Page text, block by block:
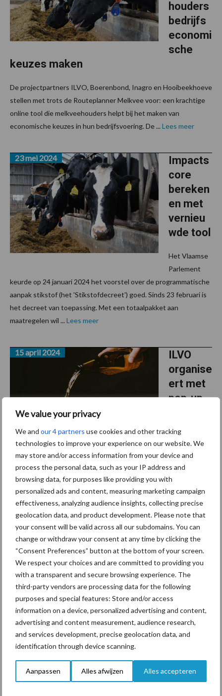
We value your privacy
We and our 4 partners use cookies and other tracking
technologies to improve your experience on our website. We
may store and/or access information from your device and
process the personal data, such as your IP address and
browsing data, for purposes like providing you with
personalized ads and content, measuring marketing campaign
effectiveness, analyzing audience insights, collecting precise
geolocation data, and product development. Please note that
your consent will be valid across all our subdomains. You can
change or withdraw your consent at any time by clicking the
“Consent Preferences” button at the bottom of your screen.
We respect your choices and are committed to providing you
with a transparent and secure browsing experience. The
third-party vendors are processing data for the following
purposes and special features: Store and/or access
information on a device, personalized advertising and content,
advertising and content measurement, audience research,
and services development, precise geolocation data, and
identification through device scanning.
Aanpassen Alles afwijzen Alles accepteren
houders
bedrijfs
economi
sche
keuzes maken
De projectpartners ILVO, Boerenbond, Inagro en Hooibeekhoeve
stellen met trots de Routeplanner Melkvee voor: een krachtige
online tool die melkveehouders helpt bij het maken van
economische keuzes in hun bedrijfsvoering. De ... Lees meer
Impacts
core
bereken
en met
vernieu
wde tool
23 mei 2024
Het Vlaamse
Parlement
keurde op 24 januari 2024 het voorstel over de programmatische
aanpak stikstof (het 'Stikstofdecreet') goed. Sinds 23 februari is
het decreet van toepassing. Met een totaalpakket aan
maatregelen wil ... Lees meer
ILVO
organise
ert met
pop-up
ar het
Melkvee
Café
15 april 2024
Op dinsdag 28 mei organiseert ILVO haar eigen pop-up
zomerbar: het Melkvee Café! Dé plaats voor iedereen actief in de
melkveehouderij om doelgericht en efficiënt kennis te vergaren
over de hete hangijzers in de melkveehouderij. ...Lees meer
Footer Onze brandpartners